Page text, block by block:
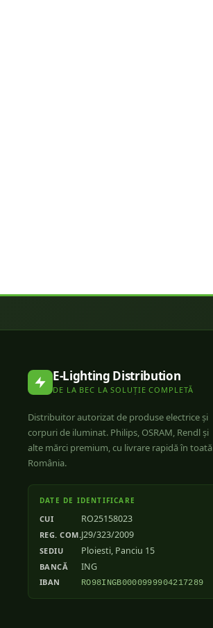
E-Lighting Distribution
DE LA BEC LA SOLUȚIE COMPLETĂ
Distribuitor autorizat de produse electrice și
corpuri de iluminat. Philips, OSRAM, Rendl și
alte mărci premium, cu livrare rapidă în toată
România.
DATE DE IDENTIFICARE
CUI RO25158023
REG. COM.J29/323/2009
SEDIU Ploiesti, Panciu 15
BANCĂ ING
IBAN RO98INGB0000999904217289